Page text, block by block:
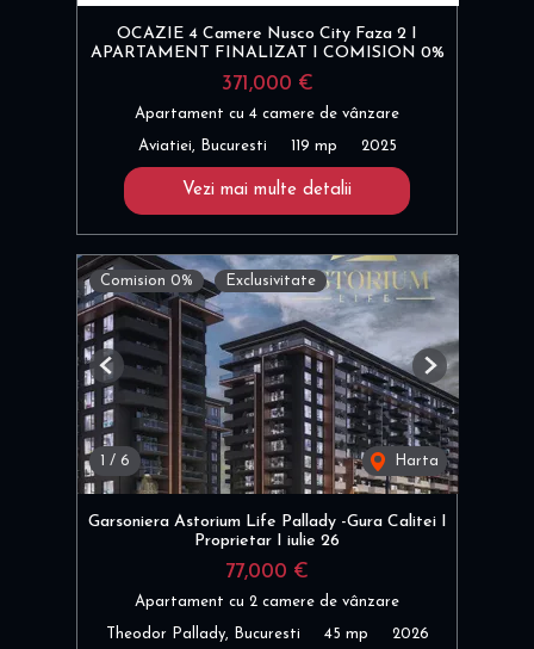
OCAZIE 4 Camere Nusco City Faza 2 I
APARTAMENT FINALIZAT I COMISION 0%
371,000 €
Apartament cu 4 camere de vânzare
Aviatiei, Bucuresti 119 mp 2025
Vezi mai multe detalii
Comision 0% Exclusivitate
1 / 6 Harta
Previous Next
Garsoniera Astorium Life Pallady -Gura Calitei I
Proprietar I iulie 26
77,000 €
Apartament cu 2 camere de vânzare
Theodor Pallady, Bucuresti 45 mp 2026